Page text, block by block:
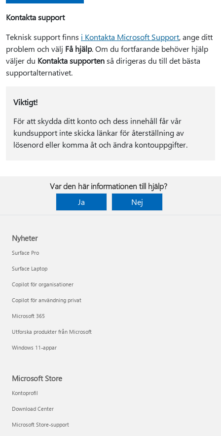
Kontakta support
Teknisk support finns i Kontakta Microsoft Support, ange ditt
problem och välj Få hjälp. Om du fortfarande behöver hjälp
väljer du Kontakta supportenså dirigeras du till det bästa
supportalternativet.
Viktigt!
För att skydda ditt konto och dess innehåll får vår
kundsupport inte skicka länkar för återställning av
lösenord eller komma åt och ändra kontouppgifter.
Var den här informationen till hjälp?
Ja
Nej
Nyheter
Surface Pro
Surface Laptop
Copilot för organisationer
Copilot för användning privat
Microsoft 365
Utforska produkter från Microsoft
Windows 11-appar
Microsoft Store
Kontoprofil
Download Center
Microsoft Store-support